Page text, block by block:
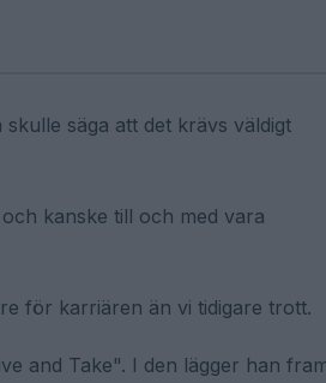
säga att det krävs väldigt
kanske till och med vara
för karriären än vi tidigare trott.
and Take". I den lägger han